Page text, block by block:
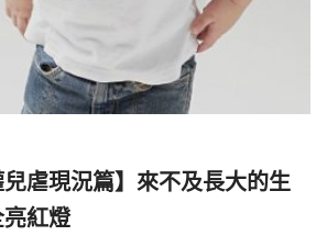
兒虐現況篇】來不及長大的生
紅燈